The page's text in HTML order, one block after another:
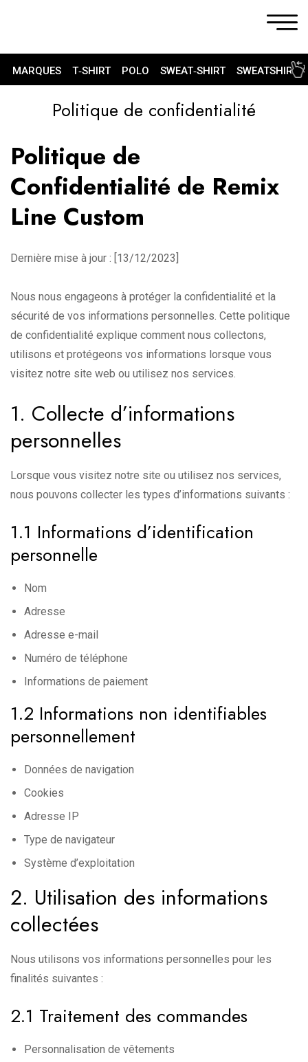
MARQUES T‑SHIRT POLO SWEAT‑SHIRT SWEATSHIRT
Politique de confidentialité
Politique de
Confidentialité de Remix
Line Custom
Dernière mise à jour : [13/12/2023]
Nous nous engageons à protéger la confidentialité et la
sécurité de vos informations personnelles. Cette politique
de confidentialité explique comment nous collectons,
utilisons et protégeons vos informations lorsque vous
visitez notre site web ou utilisez nos services.
1. Collecte d’informations
personnelles
Lorsque vous visitez notre site ou utilisez nos services,
nous pouvons collecter les types d’informations suivants :
1.1 Informations d’identification
personnelle
Nom
Adresse
Adresse e-mail
Numéro de téléphone
Informations de paiement
1.2 Informations non identifiables
personnellement
Données de navigation
Cookies
Adresse IP
Type de navigateur
Système d’exploitation
2. Utilisation des informations
collectées
Nous utilisons vos informations personnelles pour les
finalités suivantes :
2.1 Traitement des commandes
Personnalisation de vêtements